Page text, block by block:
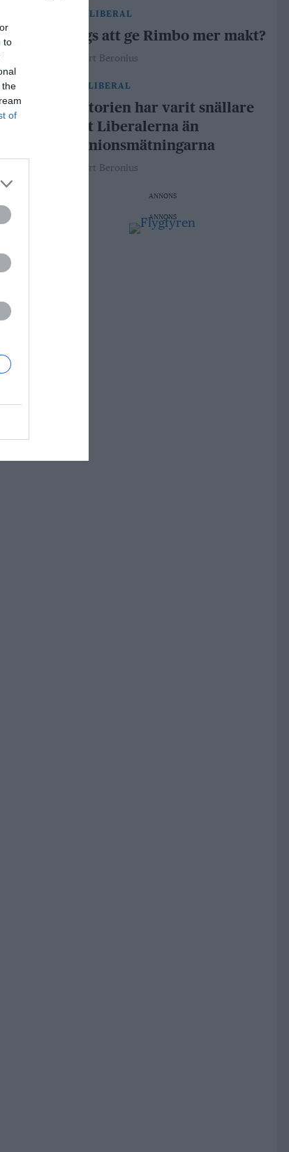
to
the
of
29 julLIBERAL
Dags att ge Rimbo mer makt?
Robert Beronius
LIBERAL
Historien har varit snällare
mot Liberalerna än
opinionsmätningarna
Robert Beronius
ANNONS
ANNONS